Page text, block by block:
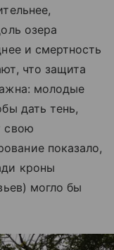
озера
и смертность
что защита
молодые
дать тень,
свою
показало,
кроны
могло бы